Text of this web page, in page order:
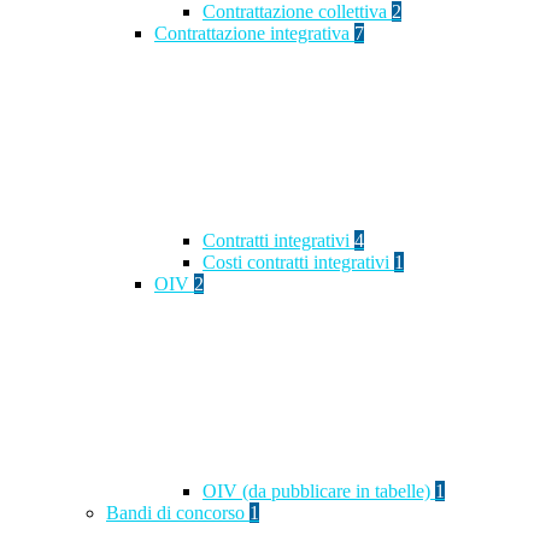
Contrattazione collettiva 2
Contrattazione integrativa 7
Contratti integrativi 4
Costi contratti integrativi 1
OIV 2
OIV (da pubblicare in tabelle) 1
Bandi di concorso 1